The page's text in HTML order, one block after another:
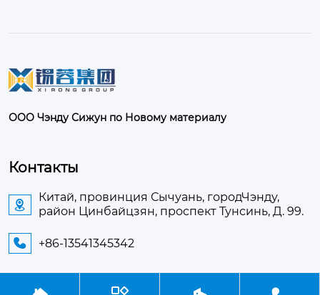
ООО Чэнду Сижун по Новому материалу
Контакты

Китай, провинция Сычуань, городЧэнду,
район Цинбайцзян, проспект Тунсинь, Д. 99.
 +86-13541345342